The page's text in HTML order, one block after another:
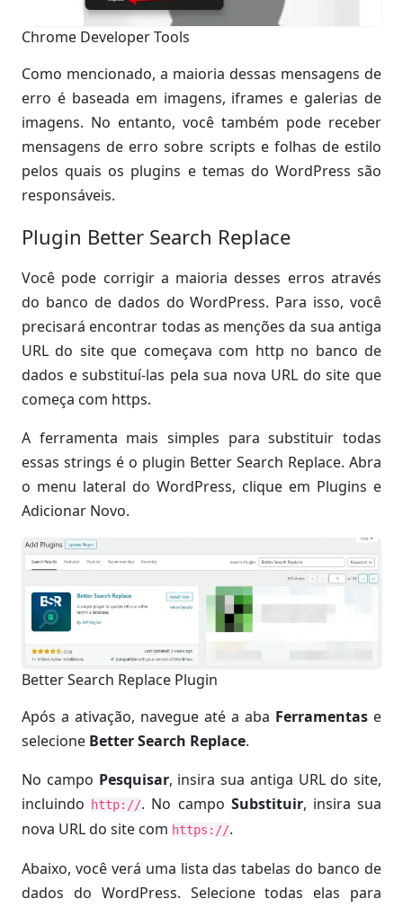
Chrome Developer Tools
Como mencionado, a maioria dessas mensagens de
erro é baseada em imagens, iframes e galerias de
imagens. No entanto, você também pode receber
mensagens de erro sobre scripts e folhas de estilo
pelos quais os plugins e temas do WordPress são
responsáveis.
Plugin Better Search Replace
Você pode corrigir a maioria desses erros através
do banco de dados do WordPress. Para isso, você
precisará encontrar todas as menções da sua antiga
URL do site que começava com http no banco de
dados e substituí-las pela sua nova URL do site que
começa com https.
A ferramenta mais simples para substituir todas
essas strings é o plugin Better Search Replace. Abra
o menu lateral do WordPress, clique em Plugins e
Adicionar Novo.
Better Search Replace Plugin
Após a ativação, navegue até a aba Ferramentas e
selecione Better Search Replace.
No campo Pesquisar, insira sua antiga URL do site,
incluindo
http://. No campo Substituir, insira sua
nova URL do site com https://.
Abaixo, você verá uma lista das tabelas do banco de
dados do WordPress. Selecione todas elas para